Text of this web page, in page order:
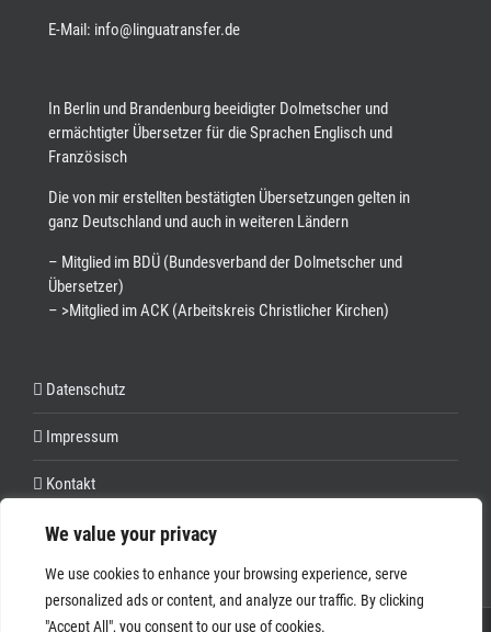
We value your privacy
We use cookies to enhance your browsing experience, serve
personalized ads or content, and analyze our traffic. By clicking
"Accept All", you consent to our use of cookies.
E-Mail: info@linguatransfer.de
In Berlin und Brandenburg beeidigter Dolmetscher und
ermächtigter Übersetzer für die Sprachen Englisch und
Französisch
Die von mir erstellten bestätigten Übersetzungen gelten in
ganz Deutschland und auch in weiteren Ländern
– Mitglied im BDÜ (Bundesverband der Dolmetscher und
Übersetzer)
– >Mitglied im ACK (Arbeitskreis Christlicher Kirchen)
Datenschutz
Impressum
Kontakt